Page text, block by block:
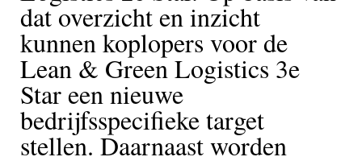
dat overzicht en inzicht
kunnen koplopers voor de
Lean & Green Logistics 3e
Star een nieuwe
bedrijfsspecifieke target
stellen. Daarnaast worden